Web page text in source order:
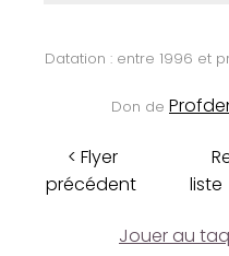
Datation : entre 1996 et
Don de
< Flyer
précédent
liste
Jouer au